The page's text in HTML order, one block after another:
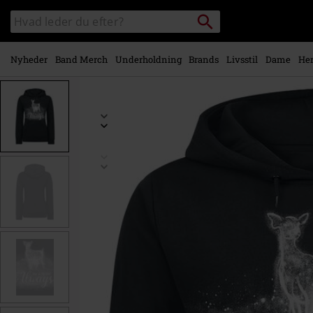
Gå til
hovedindhold
Søg
sortiment
Søg
Nyheder Band Merch Underholdning Brands Livsstil Dame
www.emp-
p/always/374254.html